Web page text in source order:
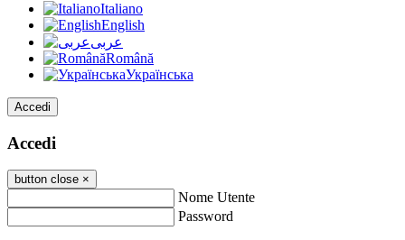
Italiano
English
عربى
Română
Українська
Accedi
Accedi
button close ×
Nome Utente
Password